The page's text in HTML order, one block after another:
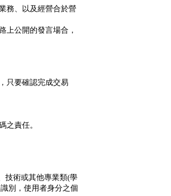
務、以及經營合於營
上公開的發言場合，
只要確認完成交易
之責任。
技術或其他專業類(學
別，使用者身分之個